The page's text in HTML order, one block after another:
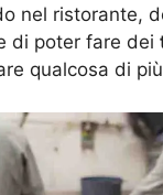
nel ristorante,
di poter fare dei
qualcosa di